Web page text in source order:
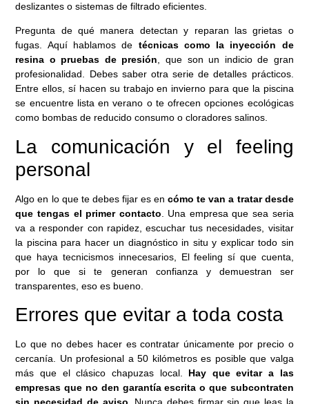
deslizantes o sistemas de filtrado eficientes.
Pregunta de qué manera detectan y reparan las grietas o
fugas. Aquí hablamos de técnicas como la inyección de
resina o pruebas de presión, que son un indicio de gran
profesionalidad. Debes saber otra serie de detalles prácticos.
Entre ellos, sí hacen su trabajo en invierno para que la piscina
se encuentre lista en verano o te ofrecen opciones ecológicas
como bombas de reducido consumo o cloradores salinos.
La comunicación y el feeling
personal
Algo en lo que te debes fijar es encómo te van a tratar desde
que tengas el primer contacto . Una empresa que sea seria
va a responder con rapidez, escuchar tus necesidades, visitar
la piscina para hacer un diagnóstico in situ y explicar todo sin
que haya tecnicismos innecesarios, El feeling sí que cuenta,
por lo que si te generan confianza y demuestran ser
transparentes, eso es bueno.​
Errores que evitar a toda costa
Lo que no debes hacer es contratar únicamente por precio o
cercanía. Un profesional a 50 kilómetros es posible que valga
más que el clásico chapuzas local. Hay que evitar a las
empresas que no den garantía escrita o que subcontraten